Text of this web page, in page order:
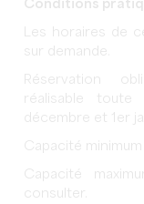
Conditions
Les horaires de
sur demande.
Réservation
réalisable
décembre et 1er
Capacité
Capacité
consulter.